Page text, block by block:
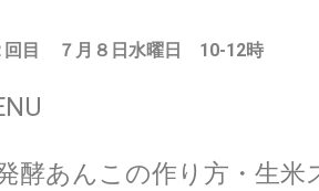
回目 ７月８日水曜日 10-12時
酵あんこの作り方・生米